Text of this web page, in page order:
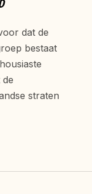
dat de
bestaat
straten